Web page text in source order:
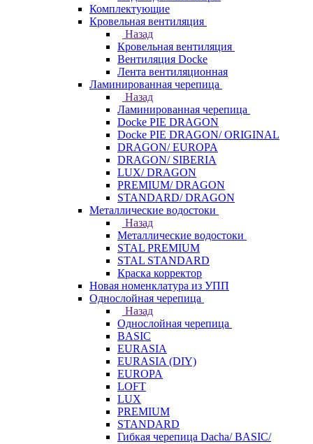
Комплектующие
Кровельная вентиляция
Назад
Кровельная вентиляция
Вентиляция Docke
Лента вентиляционная
Ламинированная черепица
Назад
Ламинированная черепица
Docke PIE DRAGON
Docke PIE DRAGON/ ORIGINAL
DRAGON/ EUROPA
DRAGON/ SIBERIA
LUX/ DRAGON
PREMIUM/ DRAGON
STANDARD/ DRAGON
Металлические водостоки
Назад
Металлические водостоки
STAL PREMIUM
STAL STANDARD
Краска корректор
Новая номенклатура из УПП
Однослойная черепица
Назад
Однослойная черепица
BASIC
EURASIA
EURASIA (DIY)
EUROPA
LOFT
LUX
PREMIUM
STANDARD
Гибкая черепица Dacha/ BASIC/